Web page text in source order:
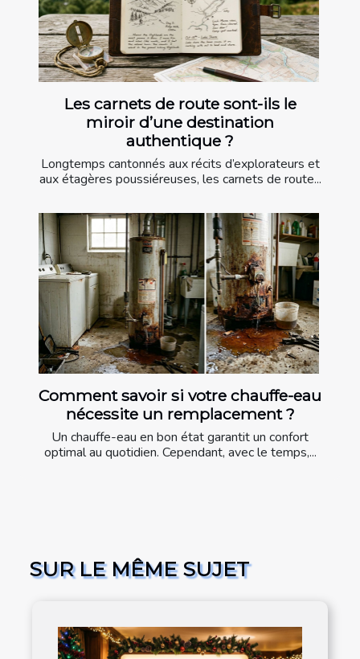
Les carnets de route sont-ils le
miroir d’une destination
authentique ?
Longtemps cantonnés aux récits d’explorateurs et
aux étagères poussiéreuses, les carnets de route...
Comment savoir si votre chauffe-eau
nécessite un remplacement ?
Un chauffe-eau en bon état garantit un confort
optimal au quotidien. Cependant, avec le temps,...
SUR LE MÊME SUJET